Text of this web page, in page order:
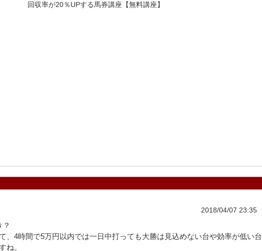
回収率が20％UPする馬券講座【無料講座】
2018/04/07 23:35
、4時間で5万円以内では一日中打っても大勝は見込めない台や効率が低い台
ね。